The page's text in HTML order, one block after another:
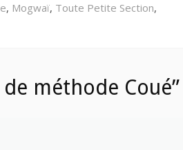
, Mogwaï, Toute Petite Section,
méthode Coué”